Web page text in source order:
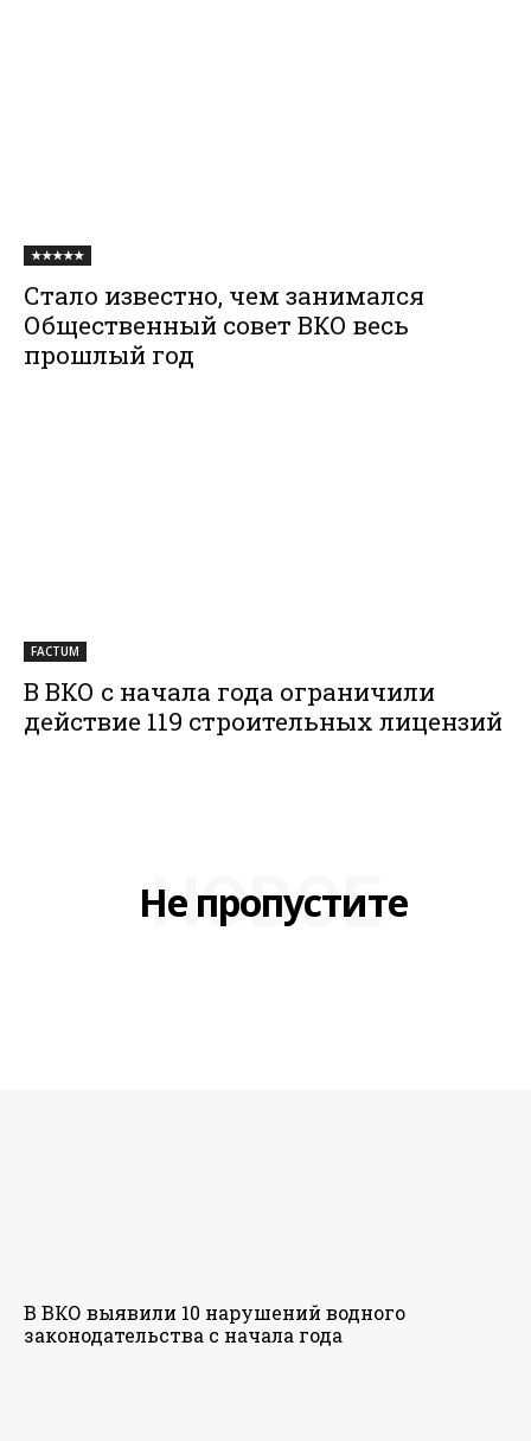
★★★★★
Стало известно, чем занимался
Общественный совет ВКО весь
прошлый год
FACTUM
В ВКО с начала года ограничили
действие 119 строительных лицензий
Не пропустите
НОВОЕ
В ВКО выявили 10 нарушений водного
законодательства с начала года